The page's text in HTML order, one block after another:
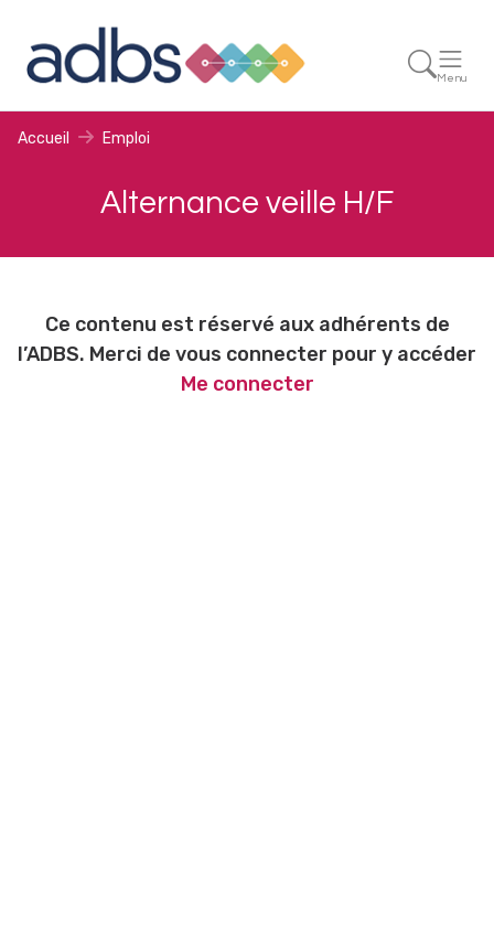
Menu
Accueil Emploi
Alternance veille H/F
Ce contenu est réservé aux adhérents de
l’ADBS. Merci de vous connecter pour y accéder
Me connecter